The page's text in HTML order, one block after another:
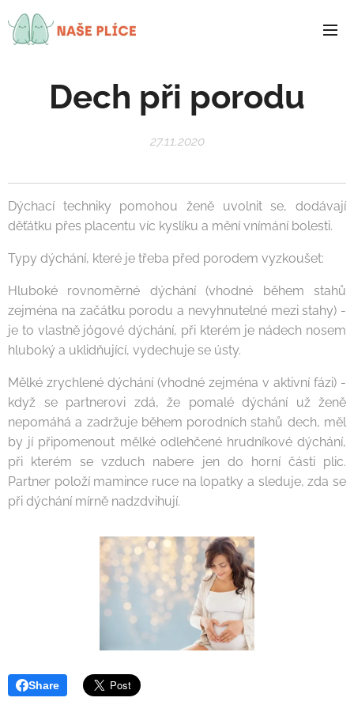
Dech při porodu
27.11.2020
Dýchací techniky pomohou ženě uvolnit se, dodávají
děťátku přes placentu víc kyslíku a mění vnímání bolesti.
Typy dýchání, které je třeba před porodem vyzkoušet:
Hluboké rovnoměrné dýchání (vhodné během stahů
zejména na začátku porodu a nevyhnutelné mezi stahy) -
je to vlastně jógové dýchání, při kterém je nádech nosem
hluboký a uklidňující, vydechuje se ústy.
Mělké zrychlené dýchání (vhodné zejména v aktivní fázi) -
když se partnerovi zdá, že pomalé dýchání už ženě
nepomáhá a zadržuje během porodních stahů dech, měl
by jí připomenout mělké odlehčené hrudníkové dýchání,
při kterém se vzduch nabere jen do horní části plic.
Partner položí mamince ruce na lopatky a sleduje, zda se
při dýchání mírně nadzdvihují.
Share